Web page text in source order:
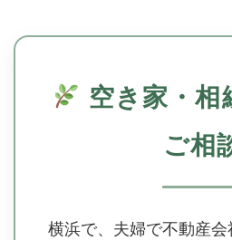
空き家・相
ご相
横浜で、夫婦で不動産会